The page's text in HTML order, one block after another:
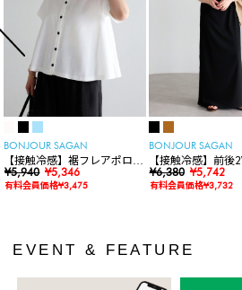
BONJOUR SAGAN
【接触冷感】裾フレアポロシ
ャツ
¥5,940 ¥5,346
有料会員価格¥3,475
BONJOUR SAGAN
【接触冷感】前後
カットワンピース
¥6,380 ¥5,742
有料会員価格¥3,732
EVENT & FEATURE